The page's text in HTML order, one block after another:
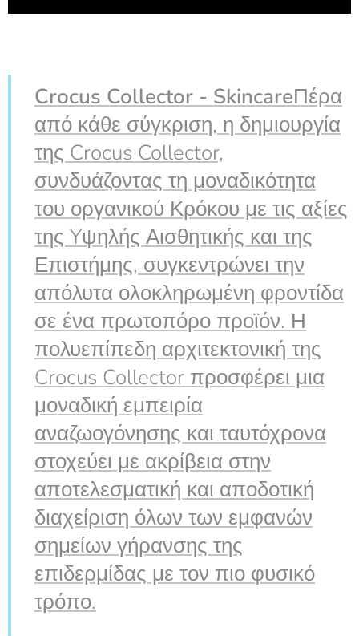
Crocus Collector - SkincareΠέρα
από κάθε σύγκριση, η δημιουργία
της Crocus Collector,
συνδυάζοντας τη μοναδικότητα
του οργανικού Κρόκου με τις αξίες
της Yψηλής Αισθητικής και της
Επιστήμης, συγκεντρώνει την
απόλυτα ολοκληρωμένη φροντίδα
σε ένα πρωτοπόρο προϊόν. Η
πολυεπίπεδη αρχιτεκτονική της
Crocus Collector προσφέρει μια
μοναδική εμπειρία
αναζωογόνησης και ταυτόχρονα
στοχεύει με ακρίβεια στην
αποτελεσματική και αποδοτική
διαχείριση όλων των εμφανών
σημείων γήρανσης της
επιδερμίδας με τον πιο φυσικό
τρόπο.